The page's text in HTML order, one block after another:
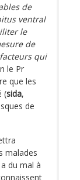
de
ventral
le
de
qui
le Pr
que les
(sida,
de
malades
du mal à